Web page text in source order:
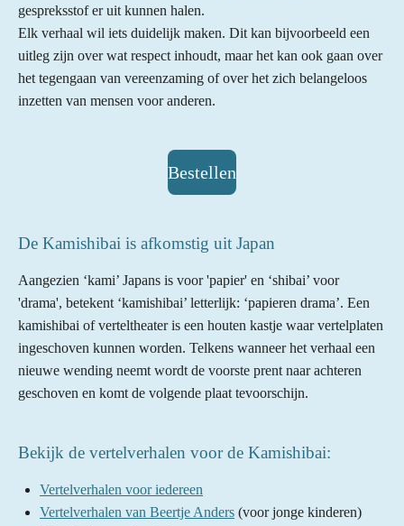
gespreksstof er uit kunnen halen.
Elk verhaal wil iets duidelijk maken. Dit kan bijvoorbeeld een
uitleg zijn over wat respect inhoudt, maar het kan ook gaan over
het tegengaan van vereenzaming of overhet zich belangeloos
inzetten van mensen voor anderen.
Bestellen
De Kamishibai is afkomstig uit Japan
Aangezien ‘kami’ Japans is voor'papier' en ‘shibai’ voor
'drama', betekent ‘kamishibai’ letterlijk: ‘papieren drama’. Een
kamishibai of verteltheater is een houten kastje waarvertelplaten
ingeschoven kunnen worden. Telkens wanneer het verhaal een
nieuwe wending neemt wordt de voorste prent naar achteren
geschoven en komt de volgende plaat tevoorschijn.
Bekijk de vertelverhalen voor de Kamishibai:
Vertelverhalen voor iedereen
Vertelverhalen van Beertje Anders (voor jonge kinderen)